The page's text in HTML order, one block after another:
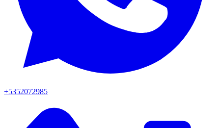
+5352072985